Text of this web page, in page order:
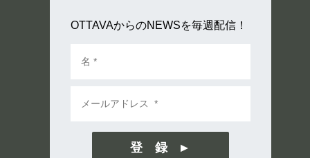
OTTAVAからのNEWSを毎週配信！
登 録